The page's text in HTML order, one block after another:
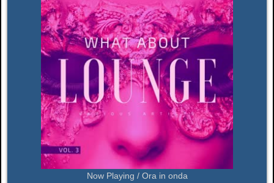
Now Playing / Ora in onda